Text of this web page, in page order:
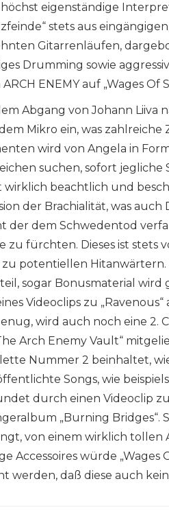
eigenständige
stets aus
Gitarrenläufen,
Drumming sowie
ENEMY auf „Wages
Abgang von Johann Liiva
Mikro ein, was
wird von Angela in
suchen, sofort jegliche
wirklich beachtlich und
der Brachialität, was
der dem Schwedentod
zu fürchten. Dieses ist stets
zu potentiellen
sogar Bonusmaterial wird
Videoclips zu
wird auch noch eine 2.
Arch Enemy Vault“
Nummer 2 beinhaltet,
Songs, wie
durch einen Videoclip
„Burning Bridges“.
von einem wirklich tollen
Accessoires würde
werden, daß diese auch